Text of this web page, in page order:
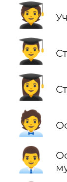
🧑‍🎓
👨‍🎓
👩‍🎓
🧑‍💼
👨‍💼